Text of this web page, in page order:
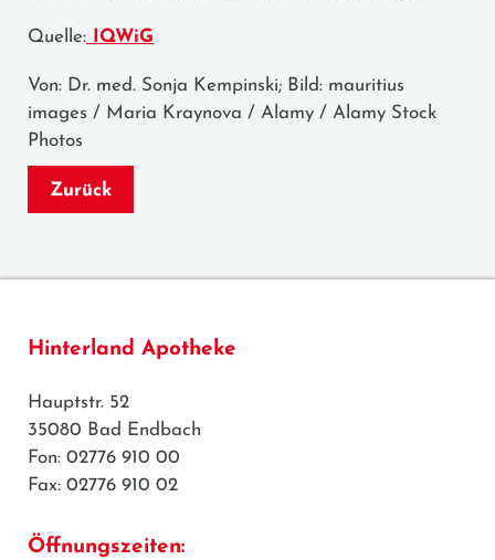
Quelle: IQWiG
Von: Dr. med. Sonja Kempinski; Bild: mauritius
images / Maria Kraynova / Alamy / Alamy Stock
Photos
Zurück
Hinterland Apotheke
Hauptstr. 52
35080 Bad Endbach
Fon: 02776 910 00
Fax: 02776 910 02
Öffnungszeiten: